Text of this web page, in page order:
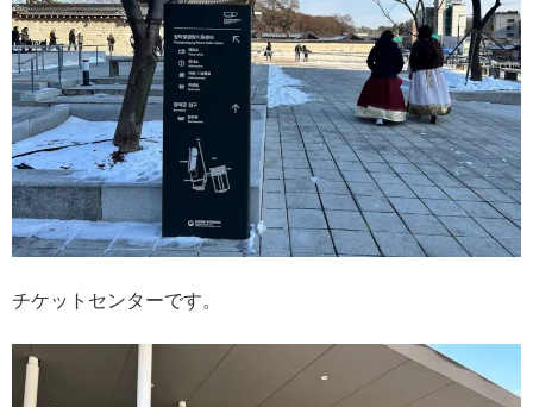
チケットセンターです。